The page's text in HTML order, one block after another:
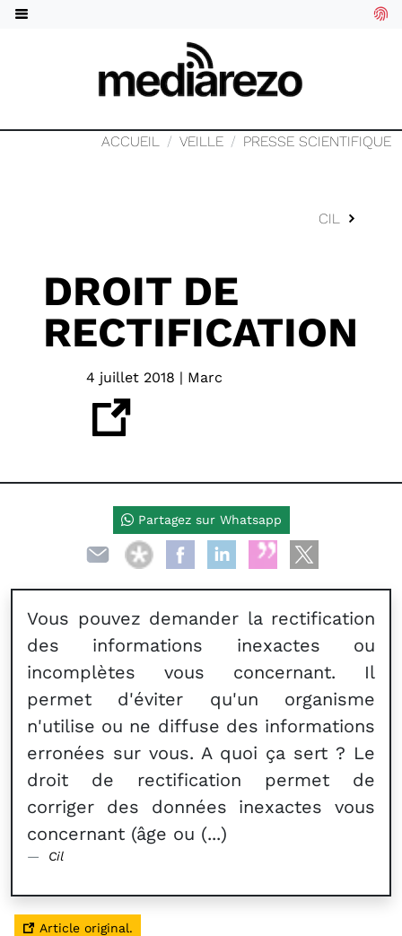
ACCUEIL VEILLE PRESSE SCIENTIFIQUE
CIL
DROIT DE
RECTIFICATION
4 juillet 2018 | Marc
Vous pouvez demander la rectification
des informations inexactes ou
incomplètes vous concernant. Il
permet d'éviter qu'un organisme
n'utilise ou ne diffuse des informations
erronées sur vous. A quoi ça sert ? Le
droit de rectification permet de
corriger des données inexactes vous
concernant (âge ou (...)
Cil
Article original.
Partagez sur Whatsapp